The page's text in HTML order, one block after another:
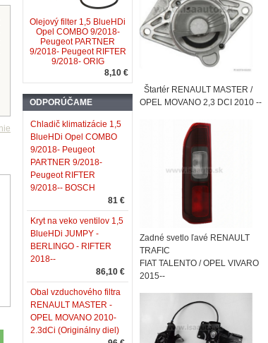
Olejový filter 1,5 BlueHDi
Opel COMBO 9/2018-
Peugeot PARTNER
9/2018- Peugeot RIFTER
9/2018- ORIG
8,10 €
ODPORÚČAME
Chladič klimatizácie 1,5
BlueHDi Opel COMBO
9/2018- Peugeot
PARTNER 9/2018-
Peugeot RIFTER
9/2018-- BOSCH
81 €
Kryt na veko ventilov 1,5
BlueHDi JUMPY -
BERLINGO - RIFTER
2018--
86,10 €
Obal vzduchového filtra
RENAULT MASTER -
OPEL MOVANO 2010-
2.3dCi (Originálny diel)
Štartér RENAULT MASTER /
OPEL MOVANO 2,3 DCI 2010 --
Zadné svetlo ľavé RENAULT
TRAFIC
FIAT TALENTO / OPEL VIVARO
2015--